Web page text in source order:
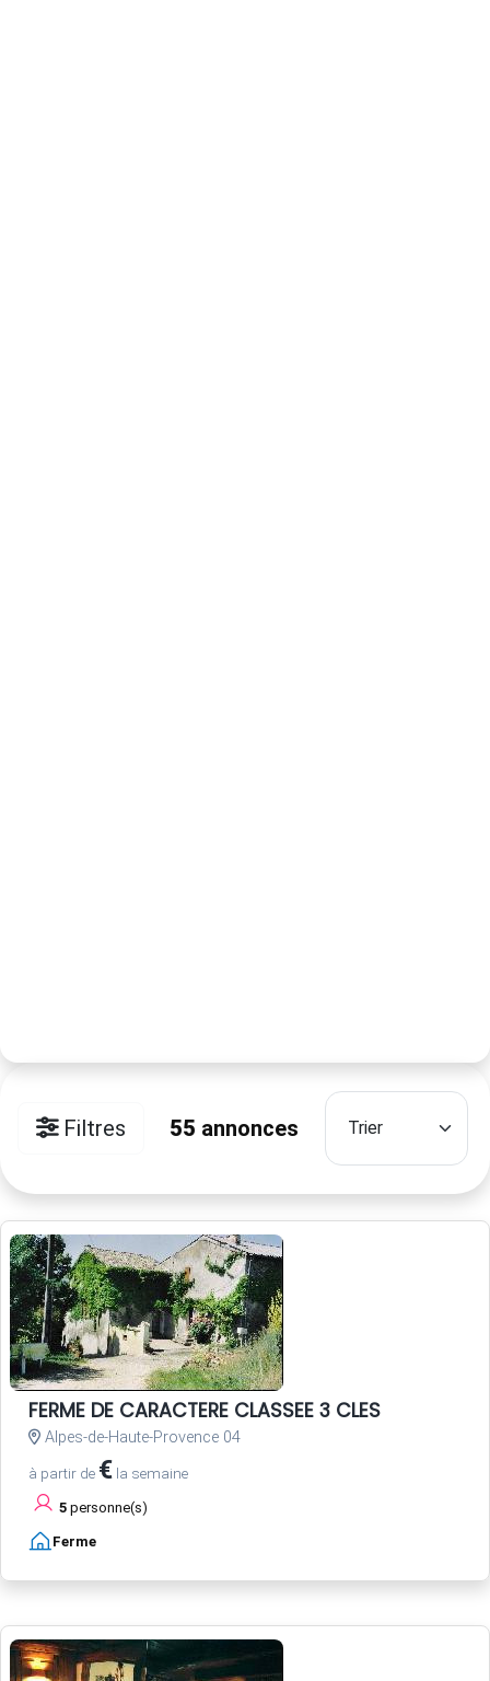
Filtres 55 annonces
FERME DE CARACTERE CLASSEE 3 CLES
Alpes-de-Haute-Provence 04
à partir de € la semaine
5 personne(s)
Ferme